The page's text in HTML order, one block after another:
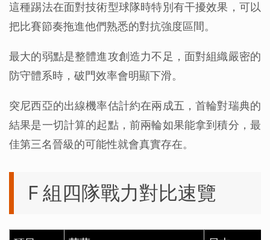
這種踢法在面對技術型球隊時特別有干擾效果，可以
把比賽節奏拖進他們熟悉的對抗強度區間。
最大的弱點是整體進攻創造力不足，面對組織嚴密的
防守體系時，破門效率會明顯下滑。
突尼西亞的出線機率估計約在兩成五，首輪對瑞典的
結果是一切計算的起點，前兩輪如果能拿到積分，最
佳第三名晉級的可能性就會真實存在。
F 組四隊戰力對比速覽